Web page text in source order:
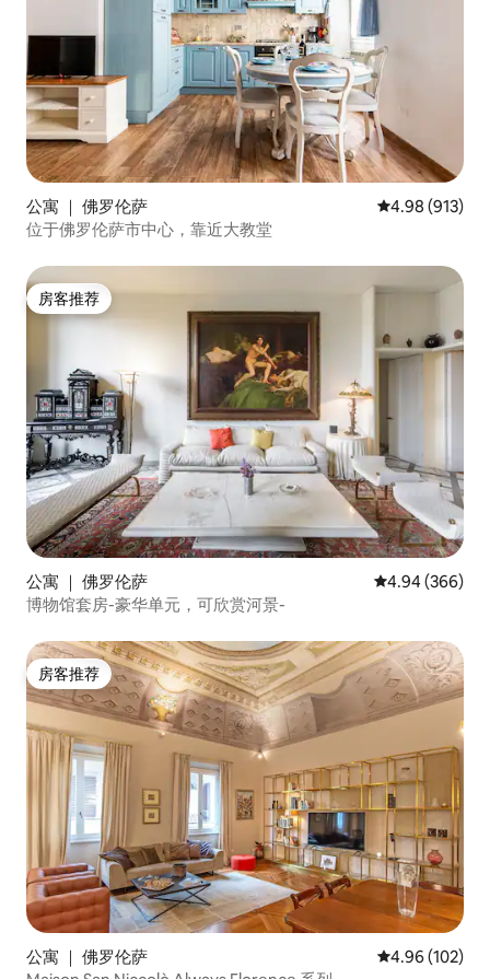
公寓 ｜ 佛罗伦萨 平均评分 4.98
4.98 (913)
位于佛罗伦萨市中心，靠近大教堂
房客推荐
房客推荐
公寓 ｜ 佛罗伦萨 平均评分 4.94
4.94 (366)
博物馆套房-豪华单元，可欣赏河景-
房客推荐
房客推荐
公寓 ｜ 佛罗伦萨 平均评分 4.96
4.96 (102)